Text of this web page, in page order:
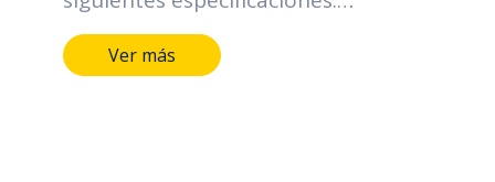
Protección ingreso polvo y agua:
IP52 Tensión nominal: 120 V Rango
Ver más